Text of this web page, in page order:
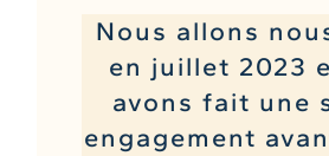
Nous allons
en juillet 2023
avons fait une
engagement